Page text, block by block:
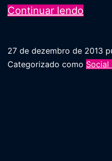
Continuar lendo
em
27 de dezembro de 2013
Categorizado como Social